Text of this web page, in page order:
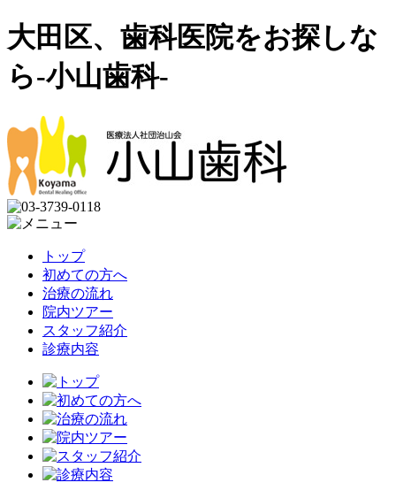
大田区、歯科医院をお探しな
ら-小山歯科-
トップ
初めての方へ
治療の流れ
院内ツアー
スタッフ紹介
診療内容